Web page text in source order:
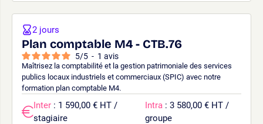
Plan comptable M4 - CTB.76
5/5 - 1 avis
Maîtrisez la comptabilité et la gestion patrimoniale des services
publics locaux industriels et commerciaux (SPIC) avec notre
formation plan comptable M4.
2 jours
Inter : 1 590,00 € HT /
stagiaire
Intra : 3 580,00 € HT /
groupe